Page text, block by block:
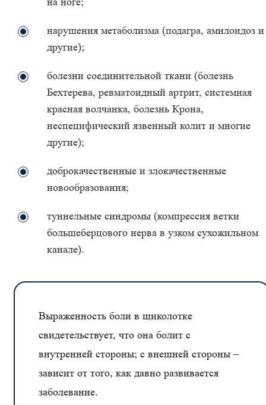
нарушения метаболизма (подагра, амилоидоз и
другие);
болезни соединительной ткани (болезнь
Бехтерева, ревматоидный артрит, системная
красная волчанка, болезнь Крона,
неспецифический язвенный колит и многие
другие);
доброкачественные и злокачественные
новообразования;
туннельные синдромы (компрессия ветки
большеберцового нерва в узком сухожильном
канале).
Выраженность боли в щиколотке
свидетельствует, что она болит с
внутренней стороны; с внешней стороны –
зависит от того, как давно развивается
заболевание.